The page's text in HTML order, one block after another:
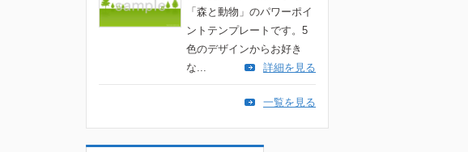
「森と動物」のパワーポイ
ントテンプレートです。5
色のデザインからお好き
な...
詳細を見る
一覧を見る